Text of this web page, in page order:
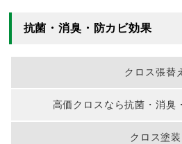
抗菌・消臭・防カビ効果
クロス張替え
高価クロスなら抗菌・消臭
クロス塗装